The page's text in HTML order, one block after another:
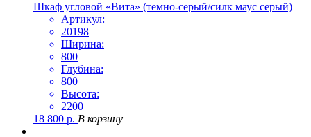
Шкаф угловой «Вита» (темно-серый/силк маус серый)
Артикул:
20198
Ширина:
800
Глубина:
800
Высота:
2200
18 800 р. В корзину